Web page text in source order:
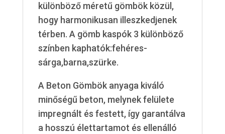
különböző méretű gömbök közül,
hogy harmonikusan illeszkedjenek
térben. A gömb kaspók 3 különböző
színben kaphatók:fehéres-
sárga,barna,szürke.
A Beton Gömbök anyaga kiváló
minőségű beton, melynek felülete
impregnált és festett, így garantálva
a hosszú élettartamot és ellenálló